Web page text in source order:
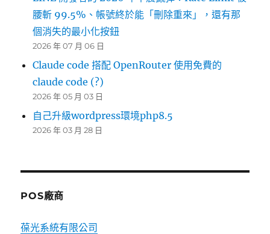
腰斬 99.5%、帳號終於能「刪除重來」，還有那
個消失的最小化按鈕
2026 年 07 月 06 日
Claude code 搭配 OpenRouter 使用免費的
claude code (?)
2026 年 05 月 03 日
自己升級wordpress環境php8.5
2026 年 03 月 28 日
POS廠商
葆光系統有限公司